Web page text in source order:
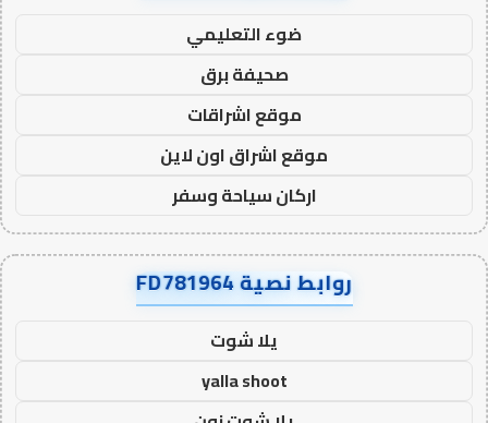
ضوء التعليمي
صحيفة برق
موقع اشراقات
موقع اشراق اون لاين
اركان سياحة وسفر
روابط نصية FD781964
يلا شوت
yalla shoot